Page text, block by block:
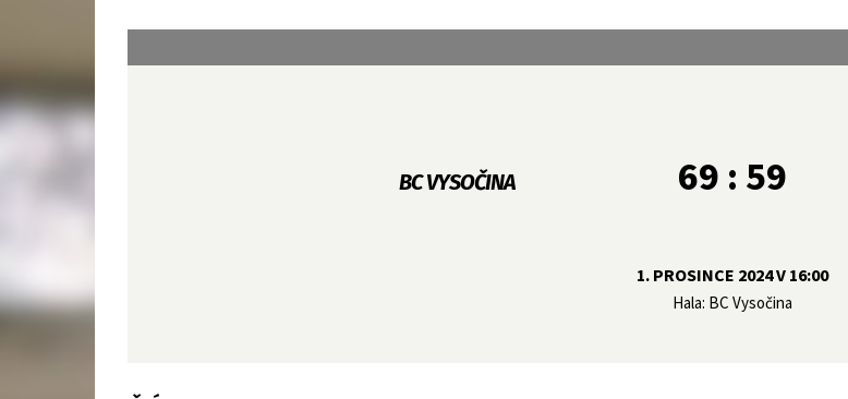
BC VYSOČINA 69 : 59
1. PROSINCE 2024 V 16:00
Hala: BC Vysočina